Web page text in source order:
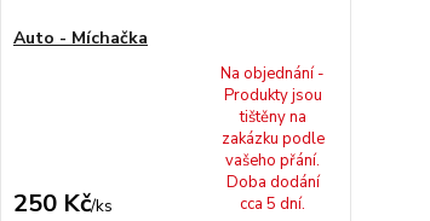
Auto - Míchačka
250 Kč/ks
Na objednání -
Produkty jsou
tištěny na
zakázku podle
vašeho přání.
Doba dodání
cca 5 dní.